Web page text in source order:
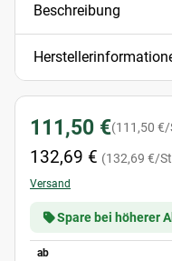
Beschreibung
111,50 €(111,50
132,69 € (132,69 €/
Versand
Spare bei höherer
ab